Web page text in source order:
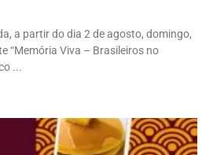
a partir do dia 2 de agosto, domingo,
“Memória Viva – Brasileiros no